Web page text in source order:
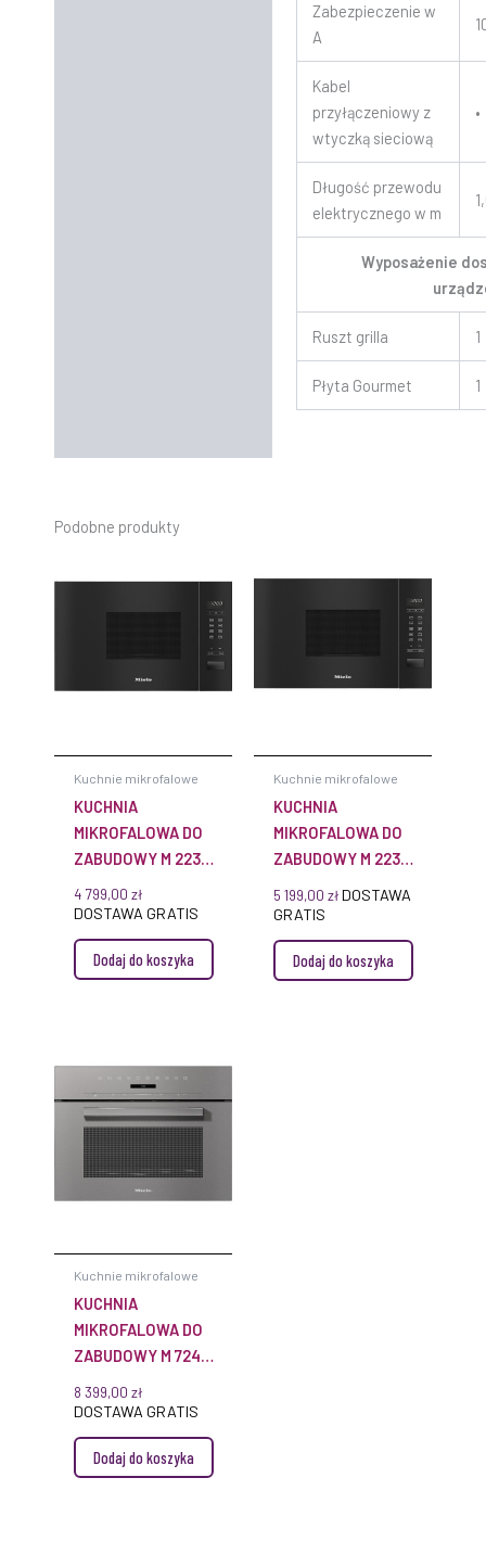
Zabezpieczenie w
A
Kabel
przyłączeniowy z
wtyczką sieciową
•
Długość przewodu
elektrycznego w m
Wyposażenie
Ruszt grilla 1
Płyta Gourmet 1
Podobne produkty
Kuchnie mikrofalowe
KUCHNIA
MIKROFALOWA DO
ZABUDOWY M 2230
SC MIELE
4 799,00 zł
DOSTAWA GRATIS
Dodaj do koszyka
Kuchnie mikrofalowe
KUCHNIA
MIKROFALOWA DO
ZABUDOWY M 2234
5 199,00 zł DOSTAWA
GRATIS
Dodaj do koszyka
Kuchnie mikrofalowe
KUCHNIA
MIKROFALOWA DO
ZABUDOWY M 7244
GRAPHITGREY MIELE
8 399,00 zł
DOSTAWA GRATIS
Dodaj do koszyka